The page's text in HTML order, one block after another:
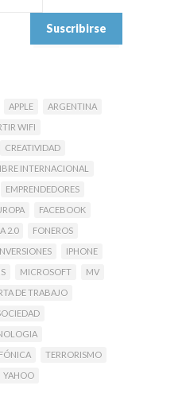
APPLE
ARGENTINA
WIFI
CREATIVIDAD
INTERNACIONAL
EMPRENDEDORES
FACEBOOK
2.0
FONEROS
IPHONE
MICROSOFT
MV
DE TRABAJO
TERRORISMO
YAHOO